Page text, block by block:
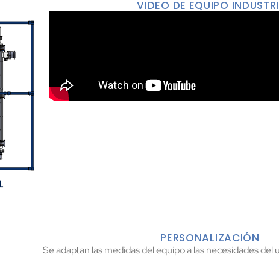
VIDEO DE EQUIPO
PERSONALIZACIÓN
Se adaptan las medidas del equipo a las necesidades del